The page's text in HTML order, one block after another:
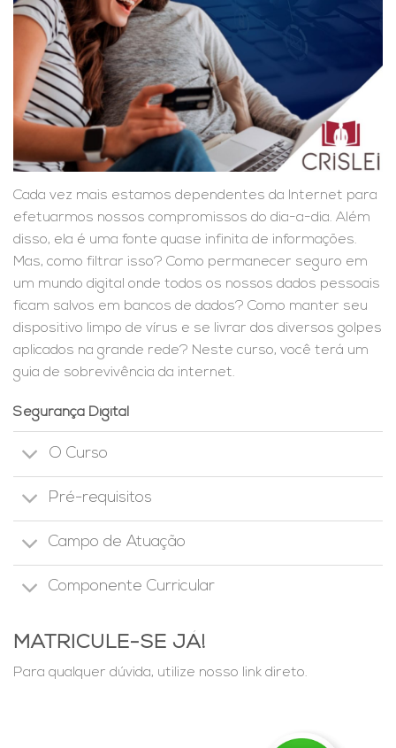
Cada vez mais estamos dependentes da Internet para
efetuarmos nossos compromissos do dia-a-dia. Além
disso, ela é uma fonte quase infinita de informações.
Mas, como filtrar isso? Como permanecer seguro em
um mundo digital onde todos os nossos dados pessoais
ficam salvos em bancos de dados? Como manter seu
dispositivo limpo de vírus e se livrar dos diversos golpes
aplicados na grande rede? Neste curso, você terá um
guia de sobrevivência da internet.
Segurança Digital
O Curso
Pré-requisitos
Campo de Atuação
Componente Curricular
MATRICULE-SE JÁ!
Para qualquer dúvida, utilize nosso link direto.